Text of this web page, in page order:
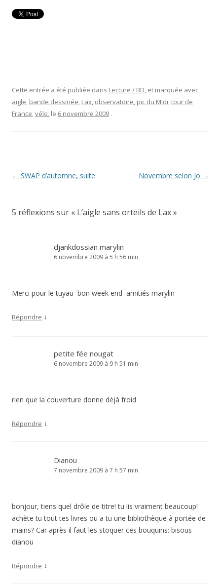
Cette entrée a été publiée dans Lecture / BD, et marquée avec
aigle, bande dessinée, Lax, observatoire, pic du Midi,tour de
France,vélo, le 6 novembre 2009 .
Navigation
← SWAP d’automne, suite Novembre selon Jo →
5 réflexions sur « L’aigle sans orteils de Lax»
djankdossian marylin
6 novembre 2009 à 5 h 56 min
Merci pour le tuyau bon week end amitiés marylin
Répondre ↓
petite fée nougat
6 novembre 2009 à 9 h 51 min
rien que la couverture donne déjà froid
Répondre ↓
Dianou
7 novembre 2009 à 7 h 57 min
bonjour, tiens quel drôle de titre! tu lis vraiment beaucoup!
achète tu tout tes livres ou a tu une bibliothèque à portée de
mains? Car après il faut les stoquer ces bouquins: bisous
dianou
Répondre ↓